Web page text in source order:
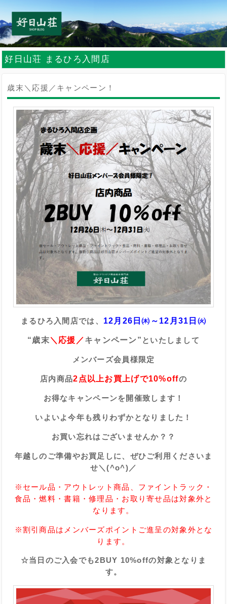
好日山荘 まるひろ入間店
歳末＼応援／キャンペーン！
まるひろ入間店では、 12月26日㈭～12月31日㈫
“歳末＼応援／キャンペーン” といたしまして
メンバーズ会員様限定
店内商品2点以上お買上げで10%offの
お得なキャンペーンを開催致します！
いよいよ今年も残りわずかとなりました！
お買い忘れはございませんか？？
年越しのご準備やお買足しに、ぜひご利用くださいま
せ＼(^o^)／
※セール品・アウトレット商品、ファイントラック・
食品・燃料・書籍・修理品・お取り寄せ品は対象外と
なります。
※割引商品はメンバーズポイントご進呈の対象外とな
ります。
☆当日のご入会でも2BUY 10%offの対象となりま
す。